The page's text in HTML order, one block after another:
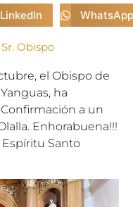
LinkedIn WhatsApp
Sr. Obispo
el Obispo de
ha
a un
Enhorabuena!!!
Santo